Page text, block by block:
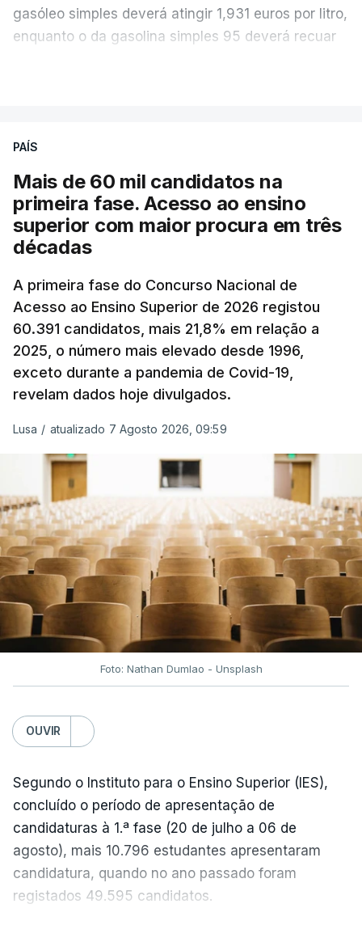
gasóleo simples deverá atingir 1,931 euros por litro,
enquanto o da gasolina simples 95 deverá recuar
evolução das cotações internacionais do petróleo,
posto de abastecimento, a marca e a localização.
A atualização do desconto do Imposto sobre os
Produtos Petrolíferos (ISP) também poderá
O Governo comprometeu-se a aplicar uma redução
extraordinária e temporária no ISP, sempre que se
verifique um aumento do preço dos combustíveis
superior a 10 cêntimos, para mitigar a escalada de
preços.
Depois de uma subida inicial devido à guerra no
Irão, à tensão geopolítica no Médio Oriente e ao
fecho do estreito de Ormuz, os preços dos
combustíveis desceram durante o cessar-fogo
entre Washington e Teerão.
No entanto, com o retomar do conflito, as últimas
semanas têm sido marcadas por uma subida
acentuada, tendência que deverá ser revertida na
próxima semana.
c/Lusa
PAÍS
Mais de 60 mil candidatos na
primeira fase. Acesso ao ensino
superior com maior procura em três
décadas
A primeira fase do Concurso Nacional de
Acesso ao Ensino Superior de 2026 registou
60.391 candidatos, mais 21,8% em relação a
2025, o número mais elevado desde 1996,
exceto durante a pandemia de Covid-19,
revelam dados hoje divulgados.
Lusa / atualizado 7 Agosto 2026, 09:59
Foto: Nathan Dumlao - Unsplash
OUVIR
Segundo o Instituto para o Ensino Superior (IES),
concluído o período de apresentação de
candidaturas à 1.ª fase (20 de julho a 06 de
agosto), mais 10.796 estudantes apresentaram
candidatura, quando no ano passado foram
registados 49.595 candidatos.